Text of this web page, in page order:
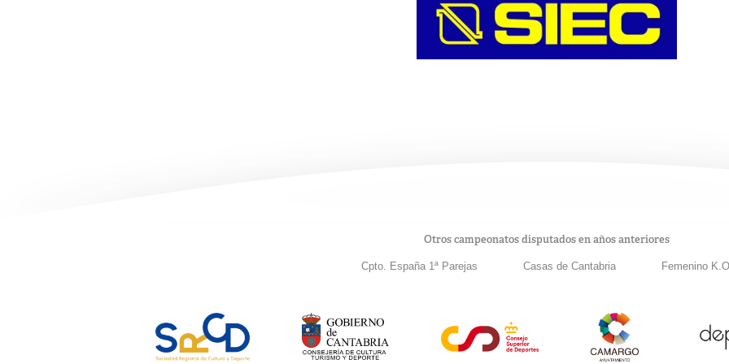
Otros campeonatos disputados en años anteriores
Cpto. España 1ª Parejas Casas de Cantabria Femenino